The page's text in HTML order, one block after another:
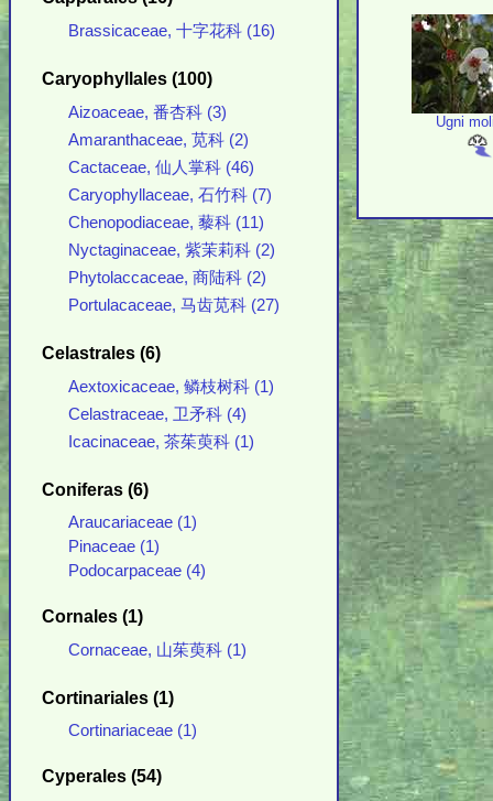
Brassicaceae, 十字花科 (16)
Caryophyllales (100)
Aizoaceae, 番杏科 (3)
Amaranthaceae, 苋科 (2)
Cactaceae, 仙人掌科 (46)
Caryophyllaceae, 石竹科 (7)
Chenopodiaceae, 藜科 (11)
Nyctaginaceae, 紫茉莉科 (2)
Phytolaccaceae, 商陆科 (2)
Portulacaceae, 马齿苋科 (27)
Celastrales (6)
Aextoxicaceae, 鳞枝树科 (1)
Celastraceae, 卫矛科 (4)
Icacinaceae, 茶茱萸科 (1)
Coniferas (6)
Araucariaceae (1)
Pinaceae (1)
Podocarpaceae (4)
Cornales (1)
Cornaceae, 山茱萸科 (1)
Cortinariales (1)
Cortinariaceae (1)
Cyperales (54)
Ugni